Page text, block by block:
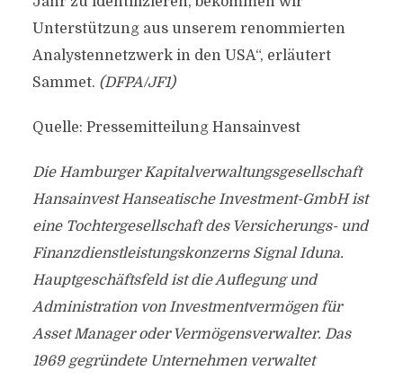
Unterstützung aus unserem renommierten
Analystennetzwerk in den USA“, erläutert
Sammet. (DFPA/JF1)
Quelle: Pressemitteilung Hansainvest
Die Hamburger Kapitalverwaltungsgesellschaft
Hansainvest Hanseatische Investment-GmbH ist
eine Tochtergesellschaft des Versicherungs- und
Finanzdienstleistungskonzerns Signal Iduna.
Hauptgeschäftsfeld ist die Auflegung und
Administration von Investmentvermögen für
Asset Manager oder Vermögensverwalter. Das
1969 gegründete Unternehmen verwaltet